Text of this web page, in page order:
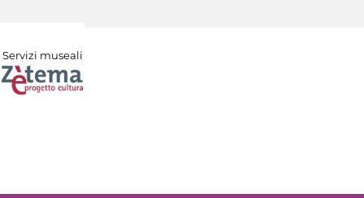
Servizi museali